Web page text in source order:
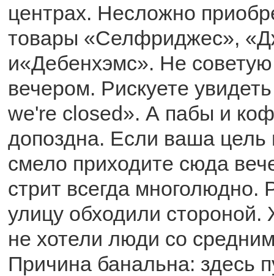
центрах. Несложно
товары «Селфриджес»,
и«Дебенхэмс». Не
вечером. Рискуете
we're closed». А пабы и
допоздна. Если ваша цель
смело приходите сюда
стрит всегда
улицу обходили стороной.
не хотели люди со
Причина банальна: здесь